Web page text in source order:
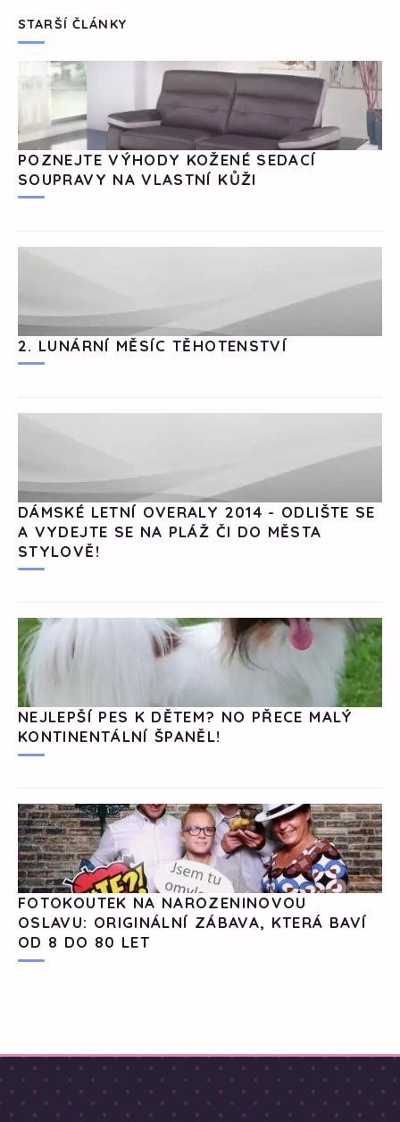
STARŠÍ ČLÁNKY
POZNEJTE VÝHODY KOŽENÉ SEDACÍ
SOUPRAVY NA VLASTNÍ KŮŽI
2. LUNÁRNÍ MĚSÍC TĚHOTENSTVÍ
DÁMSKÉ LETNÍ OVERALY 2014 - ODLIŠTE SE
A VYDEJTE SE NA PLÁŽ ČI DO MĚSTA
STYLOVĚ!
NEJLEPŠÍ PES K DĚTEM? NO PŘECE MALÝ
KONTINENTÁLNÍ ŠPANĚL!
FOTOKOUTEK NA NAROZENINOVOU
OSLAVU: ORIGINÁLNÍ ZÁBAVA, KTERÁ BAVÍ
OD 8 DO 80 LET